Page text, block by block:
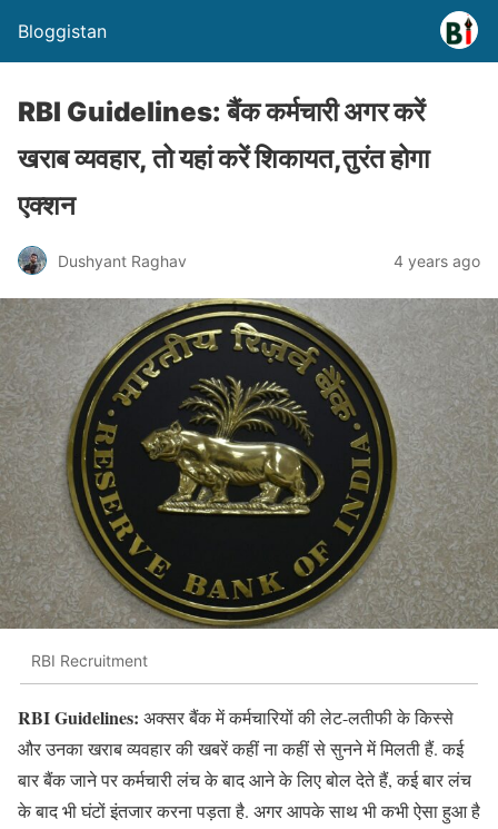
Bloggistan
RBI Guidelines: बैंक कर्मचारी अगर करें
खराब व्यवहार, तो यहां करें शिकायत,तुरंत होगा
एक्शन
Dushyant Raghav 4 years ago
RBI Recruitment
RBI Guidelines: अक्सर बैंक में कर्मचारियों की लेट-लतीफी के किस्से
और उनका खराब व्यवहार की खबरें कहीं ना कहीं से सुनने में मिलती हैं. कई
बार बैंक जाने पर कर्मचारी लंच के बाद आने के लिए बोल देते हैं, कई बार लंच
के बाद भी घंटों इंतजार करना पड़ता है. अगर आपके साथ भी कभी ऐसा हुआ है